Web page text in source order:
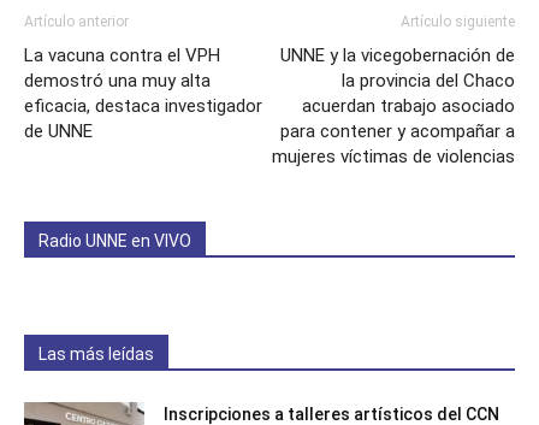
Artículo anterior
La vacuna contra el VPH
demostró una muy alta
eficacia, destaca investigador
de UNNE
Artículo siguiente
UNNE y la vicegobernación de
la provincia del Chaco
acuerdan trabajo asociado
para contener y acompañar a
mujeres víctimas de violencias
Radio UNNE en VIVO
Las más leídas
Inscripciones a talleres artísticos del CCN